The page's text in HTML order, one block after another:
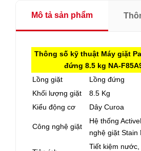
Mô tả sản phẩm
Thông số kỹ thuật Máy giặt
đứng 8.5 kg NA-
Lồng giặt
Lồng đứng
Khối lượng giặt
8.5 Kg
Kiểu động cơ
Dây Curoa
Công nghệ giặt
Hệ thống
nghệ giặt Stain
Tiết kiệm nước,